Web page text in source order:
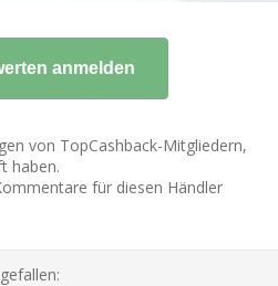
von TopCashback-Mitgliedern,
haben.
für diesen Händler